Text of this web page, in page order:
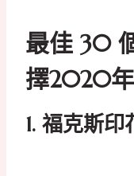
最佳 30
擇2020年
1. 福克斯